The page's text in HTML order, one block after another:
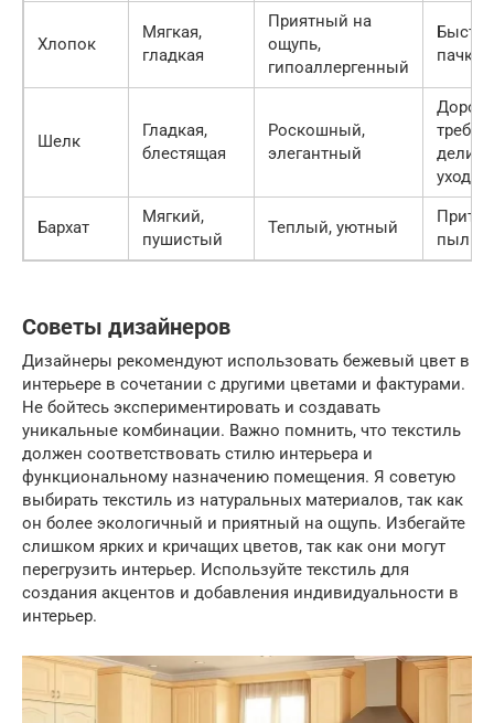
Хлопок
Мягкая,
гладкая
Приятный на
ощупь,
гипоаллергенный
Быстро
Шелк
Гладкая,
блестящая
Роскошный,
элегантный
требует
ухода
Бархат
Мягкий,
пушистый
Теплый, уютный
пыль
Советы дизайнеров
Дизайнеры рекомендуют использовать бежевый цвет в
интерьере в сочетании с другими цветами и фактурами.
Не бойтесь экспериментировать и создавать
уникальные комбинации. Важно помнить, что текстиль
должен соответствовать стилю интерьера и
функциональному назначению помещения. Я советую
выбирать текстиль из натуральных материалов, так как
он более экологичный и приятный на ощупь. Избегайте
слишком ярких и кричащих цветов, так как они могут
перегрузить интерьер. Используйте текстиль для
создания акцентов и добавления индивидуальности в
интерьер.